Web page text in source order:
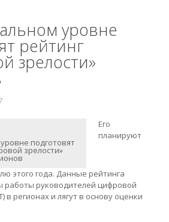
уровне
рейтинг
зрелости»
подготовят
зрелости»
Его
планируют
этого года. Данные рейтинга
работы руководителей цифровой
в регионах и лягут в основу оценки